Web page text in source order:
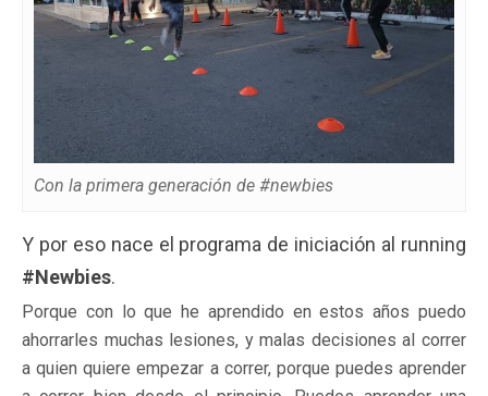
Con la primera generación de #newbies
Y por eso nace el programa de iniciación al running
#Newbies.
Porque con lo que he aprendido en estos años puedo
ahorrarles muchas lesiones, y malas decisiones al correr
a quien quiere empezar a correr, porque puedes aprender